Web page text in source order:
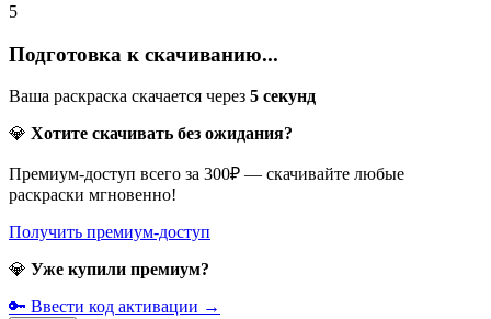
5
Подготовка к скачиванию...
Ваша раскраска скачается через 5 секунд
💎 Хотите скачивать без ожидания?
Премиум-доступ всего за 300₽ — скачивайте любые
раскраски мгновенно!
Получить премиум-доступ
💎 Уже купили премиум?
🔑 Ввести код активации →